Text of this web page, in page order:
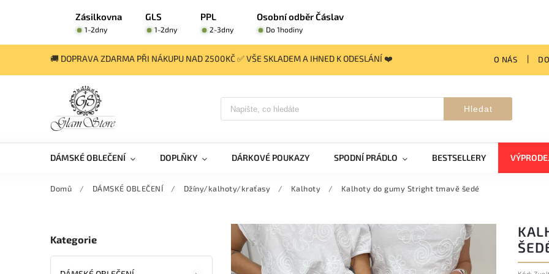
Zásilkovna GLS PPL Osobní odběr Čáslav
1-2dny 1-2dny 2-3dny Do 1hodiny
🚚 DOPRAVA ZDARMA PŘI NÁKUPU NAD 2500KČ ✅ VŠE SKLADEM A IHNED K ODESLÁNÍ ❤️ O NÁS
Hledat
DÁMSKÉ OBLEČENÍ DOPLŇKY DÁRKOVÉ POUKAZY SPODNÍ PRÁDLO BESTSELLERY
Domů / DÁMSKÉ OBLEČENÍ / Džíny/kalhoty/kraťasy / Kalhoty / Kalhoty do gumy Stright tmavě šedé
Kategorie